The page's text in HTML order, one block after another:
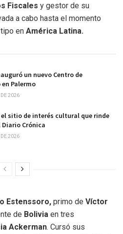
Fiscales y gestor de su
a cabo hasta el momento
en América Latina.
un nuevo Centro de
Palermo
DE 2026
el sitio de interés cultural que rinde
Crónica
DE 2026
Estenssoro, primo de Víctor
de Bolivia en tres
Ackerman.​ Cursó sus